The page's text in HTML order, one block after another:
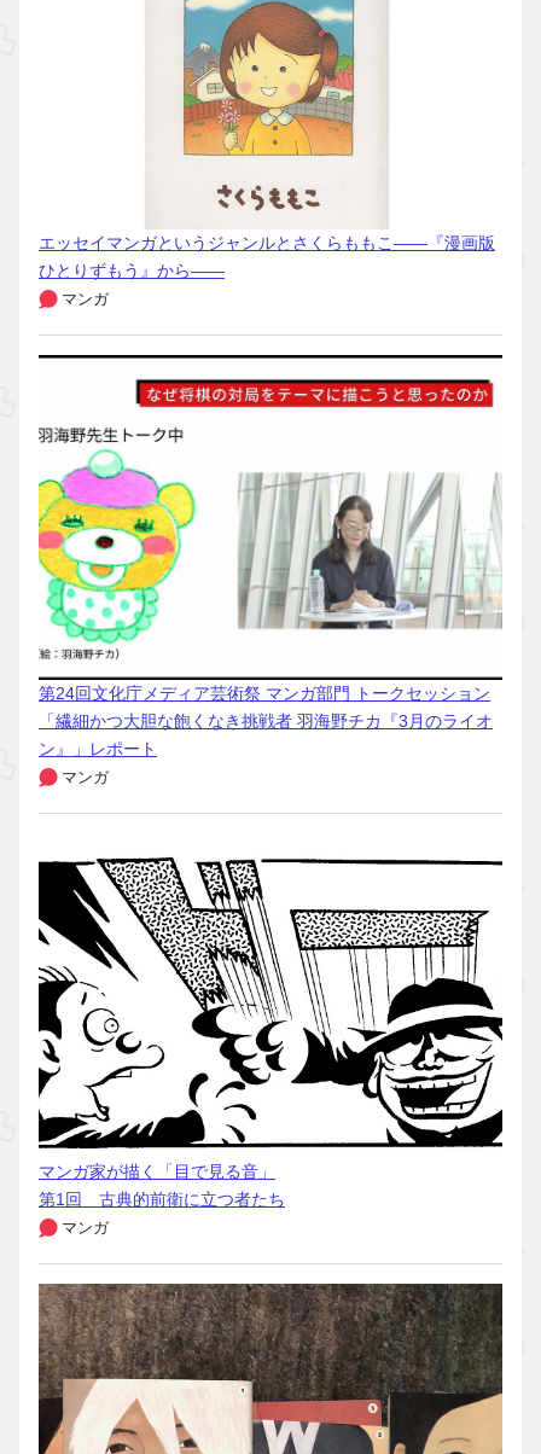
エッセイマンガというジャンルとさくらももこ――『漫画版
ひとりずもう』から――
マンガ
第24回文化庁メディア芸術祭 マンガ部門 トークセッション
「繊細かつ大胆な飽くなき挑戦者 羽海野チカ『3月のライオ
ン』」レポート
マンガ
マンガ家が描く「目で見る音」
第1回 古典的前衛に立つ者たち
マンガ